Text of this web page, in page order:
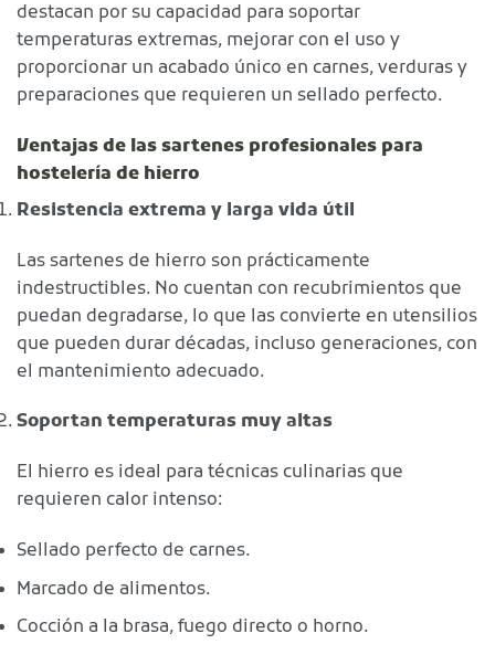
destacan por su capacidad para soportar
temperaturas extremas, mejorar con el uso y
proporcionar un acabado único en carnes, verduras y
preparaciones que requieren un sellado perfecto.
Ventajas de las sartenes profesionales para
hostelería de hierro
Resistencia extrema y larga vida útil
Las sartenes de hierro son prácticamente
indestructibles. No cuentan con recubrimientos que
puedan degradarse, lo que las convierte en utensilios
que pueden durar décadas, incluso generaciones, con
el mantenimiento adecuado.
Soportan temperaturas muy altas
El hierro es ideal para técnicas culinarias que
requieren calor intenso:
Sellado perfecto de carnes.
Marcado de alimentos.
Cocción a la brasa, fuego directo o horno.